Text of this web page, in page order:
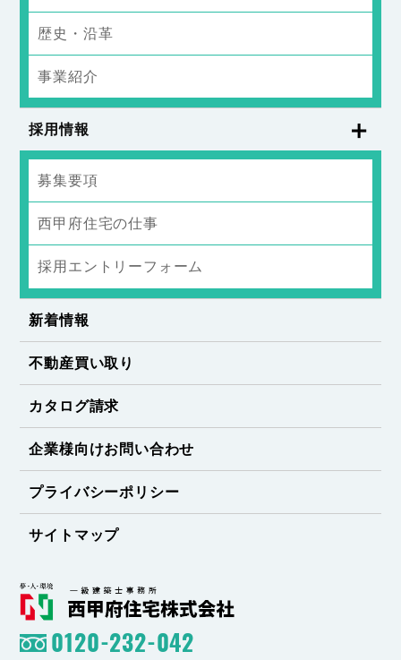
歴史・沿革
事業紹介
採用情報
募集要項
西甲府住宅の仕事
採用エントリーフォーム
新着情報
不動産買い取り
カタログ請求
企業様向けお問い合わせ
プライバシーポリシー
サイトマップ
0120-232-042